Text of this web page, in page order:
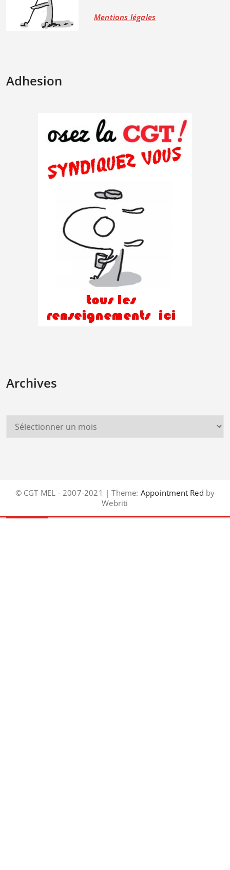
Mentions légales
Adhesion
Archives
© CGT MEL - 2007-2021 | Theme: Appointment Red by
Webriti